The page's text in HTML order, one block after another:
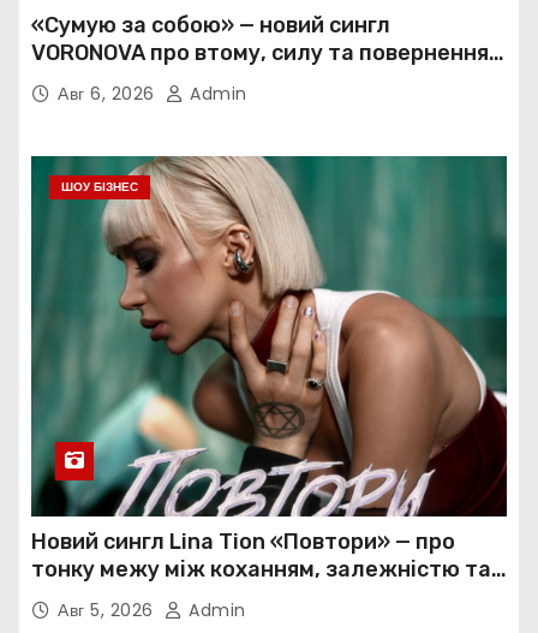
«Сумую за собою» — новий сингл
VORONOVA про втому, силу та повернення
до себе
Авг 6, 2026 Admin
ШОУ БІЗНЕС
Новий сингл Lina Tion «Повтори» — про
тонку межу між коханням, залежністю та
нав’язливою прив’язаністю
Авг 5, 2026 Admin